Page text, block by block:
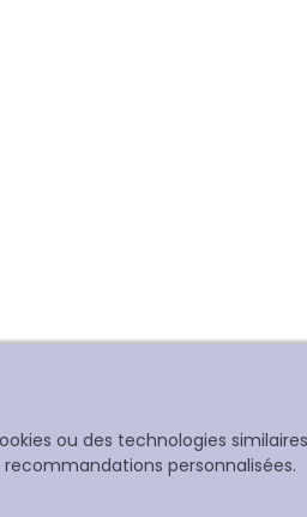
ou des technologies
personnalisées.